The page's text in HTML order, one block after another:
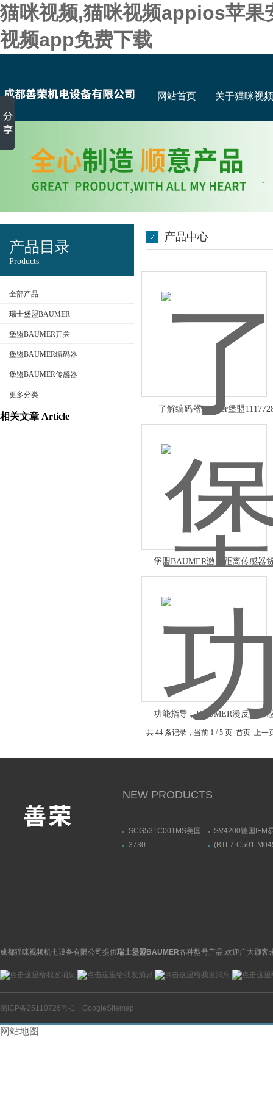
猫咪视频,猫咪视频appios苹果
视频app免费下载
网站首页 关于猫咪视频
产品目录
Products
全部产品
瑞士堡盟BAUMER
堡盟BAUMER开关
堡盟BAUMER编码器
堡盟BAUMER传感器
更多分类
相关文章 Article
产品中心
了解编码器Baumer堡盟
堡盟BAUMER激光距离传感器
功能指导，BAUMER漫反射传
共 44 条记录，当前 1 / 5 页 首页 上
NEW PRODUCTS
SCG531C001MS美国
ASCO阿斯卡电磁阀有货
SV4200德国IFM
流量传感器带显
3730-
(BTL7-C501-
成都猫咪视频机电设备有限公司提供瑞士堡盟BAUMER各种型号产品,欢迎广大顾客
蜀ICP备25110726号-1 GoogleSitemap
网站地图